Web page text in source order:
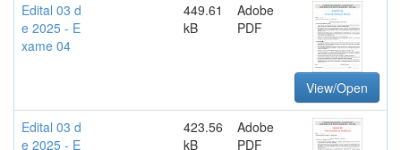
Edital 03 d
e 2025 - E
xame 04
449.61
kB
Adobe
PDF
View/Open
Edital 03 d
e 2025 - E
423.56
kB
Adobe
PDF